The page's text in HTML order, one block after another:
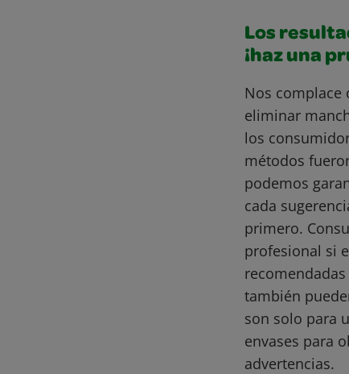
Los
¡haz una
Nos complace
eliminar
los
métodos
podemos
cada
primero.
profesional si
también
son solo para
envases para
advertencias.